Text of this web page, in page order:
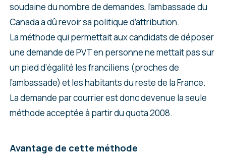
soudaine du nombre de demandes, l’ambassade du
Canada a dû revoir sa politique d’attribution.
La méthode qui permettait aux candidats de déposer
une demande de PVT en personne ne mettait pas sur
un pied d’égalité les franciliens (proches de
l’ambassade) et les habitants du reste de la France.
La demande par courrier est donc devenue la seule
méthode acceptée à partir du quota 2008.
Avantage de cette méthode